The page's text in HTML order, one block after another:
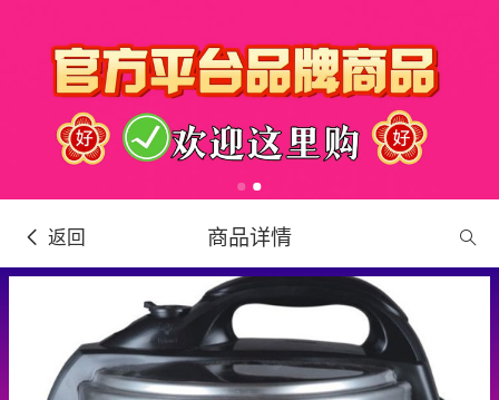
返回 商品详情